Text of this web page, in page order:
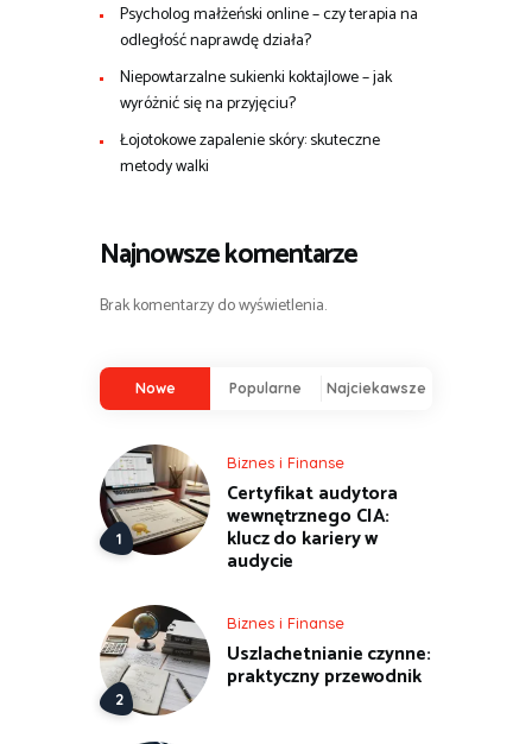
Psycholog małżeński online – czy terapia na
odległość naprawdę działa?
Niepowtarzalne sukienki koktajlowe – jak
wyróżnić się na przyjęciu?
Łojotokowe zapalenie skóry: skuteczne
metody walki
Najnowsze komentarze
Brak komentarzy do wyświetlenia.
Nowe Popularne Najciekawsze
Biznes i Finanse
Certyfikat audytora
wewnętrznego CIA:
klucz do kariery w
audycie
Biznes i Finanse
Uszlachetnianie czynne:
praktyczny przewodnik